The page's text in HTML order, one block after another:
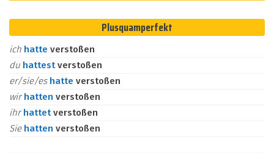
Plusquamperfekt
ich hatte verstoßen
du hattestverstoßen
er/sie/es hatte verstoßen
wirhatten verstoßen
ihrhattetverstoßen
Sie hatten verstoßen